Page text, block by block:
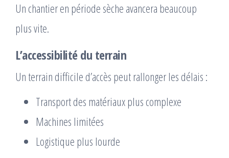
Un chantier en période sèche avancera beaucoup
plus vite.
L’accessibilité du terrain
Un terrain difficile d’accès peut rallonger les délais :
Transport des matériaux plus complexe
Machines limitées
Logistique plus lourde